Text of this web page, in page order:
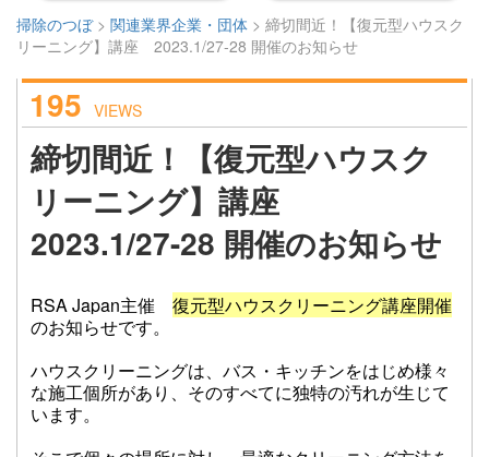
掃除のつぼ> 関連業界企業・団体 > 締切間近！【復元型ハウスク
リーニング】講座 2023.1/27-28 開催のお知らせ
195 VIEWS
締切間近！【復元型ハウスク
リーニング】講座
2023.1/27-28 開催のお知らせ
RSA Japan主催 復元型ハウスクリーニング講座開催
のお知らせです。
ハウスクリーニングは、バス・キッチンをはじめ様々
な施工個所があり、そのすべてに独特の汚れが生じて
います。